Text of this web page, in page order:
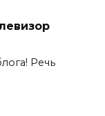
Речь